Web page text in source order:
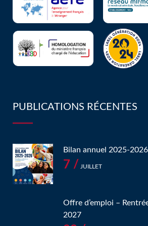
PUBLICATIONS RÉCENTES
Bilan annuel 2025-2026
7 / JUILLET
Offre d’emploi –
2027